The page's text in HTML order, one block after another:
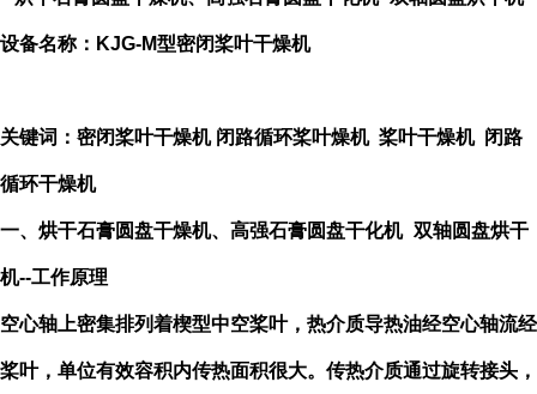
设备名称： KJG-M型密闭桨叶干燥机
关键词：密闭桨叶干燥机闭路循环桨叶燥机 桨叶干燥机 闭路
循环干燥机
一、 烘干石膏圆盘干燥机、高强石膏圆盘干化机 双轴圆盘烘干
机--工作原理
空心轴上密集排列着楔型中空桨叶，热介质导热油经空心轴流经
桨叶，单位有效容积内传热面积很大。传热介质通过旋转接头，